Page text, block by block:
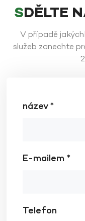
ZJISTĚTE
SDĚLTE
V případě
služeb zanechte
název *
E-mailem *
Telefon